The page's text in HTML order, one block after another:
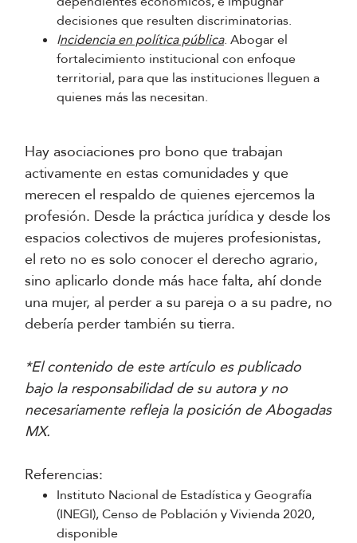
decisiones que resulten discriminatorias.
Incidencia en política pública. Abogar el
fortalecimiento institucional con enfoque
territorial, para que las instituciones lleguen a
quienes más las necesitan.
Hay asociaciones pro bono que trabajan
activamente en estas comunidades y que
merecen el respaldo de quienes ejercemos la
profesión. Desde la práctica jurídica y desde los
espacios colectivos de mujeres profesionistas,
el reto no es solo conocer el derecho agrario,
sino aplicarlo donde más hace falta, ahí donde
una mujer, al perder a su pareja o a su padre, no
debería perder también su tierra.
*El contenido de este artículo es publicado
bajo la responsabilidad de su autora y no
necesariamente refleja la posición de Abogadas
MX.
Referencias:
Instituto Nacional de Estadística y Geografía
(INEGI), Censo de Población y Vivienda 2020,
disponible